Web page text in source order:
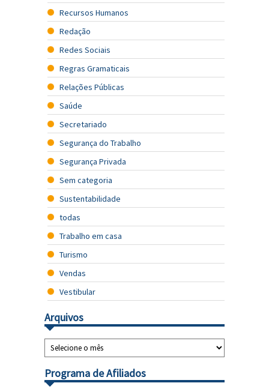
Recursos Humanos
Redação
Redes Sociais
Regras Gramaticais
Relações Públicas
Saúde
Secretariado
Segurança do Trabalho
Segurança Privada
Sem categoria
Sustentabilidade
todas
Trabalho em casa
Turismo
Vendas
Vestibular
Arquivos
Programa de Afiliados